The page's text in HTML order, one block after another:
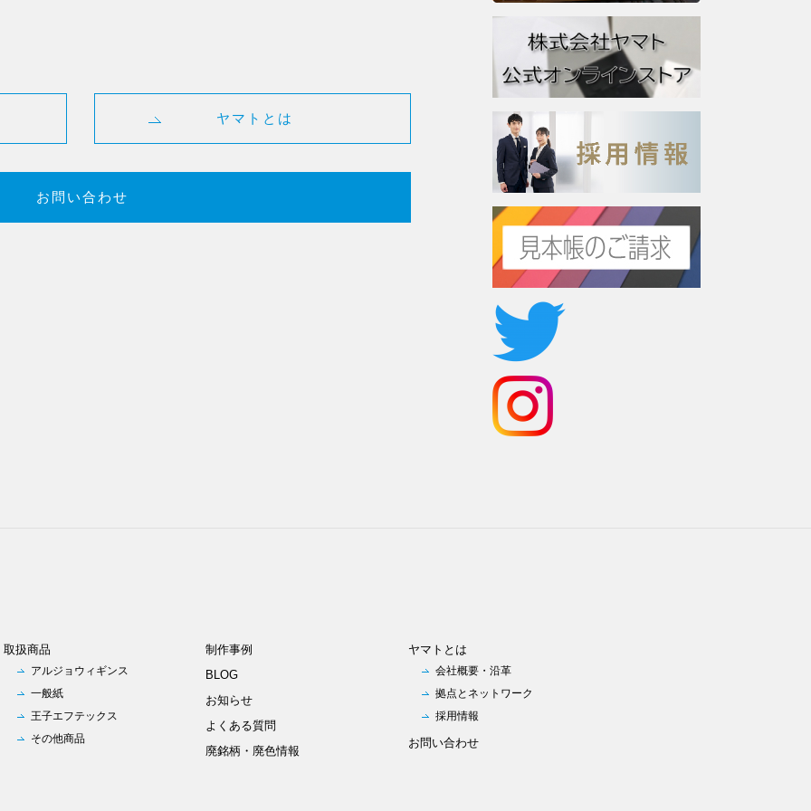
ヤマトとは
お問い合わせ
取扱商品
アルジョウィギンス
一般紙
王子エフテックス
その他商品
制作事例
BLOG
お知らせ
よくある質問
廃銘柄・廃色情報
ヤマトとは
会社概要・沿革
拠点とネットワーク
採用情報
お問い合わせ